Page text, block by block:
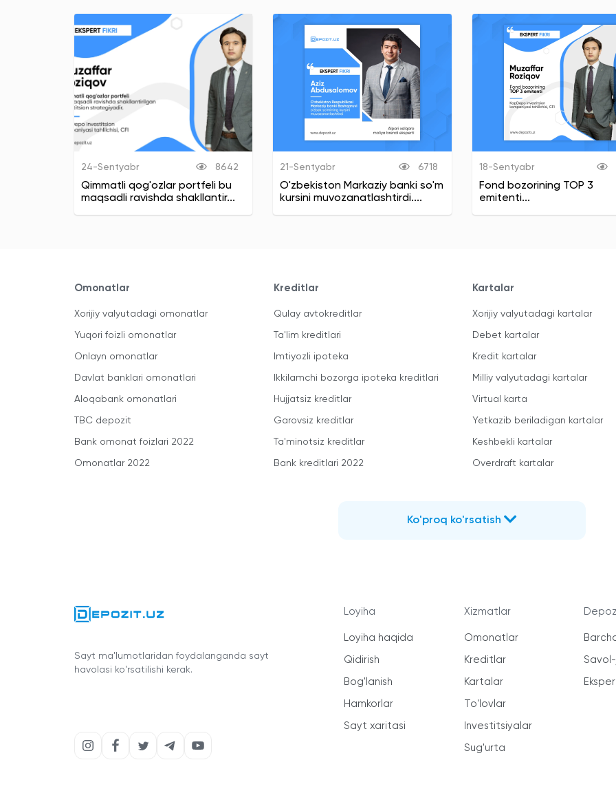
24-Sentyabr 8642
Qimmatli qog'ozlar portfeli bu
maqsadli ravishda shakllantir...
21-Sentyabr 6718
O'zbekiston Markaziy banki so'm
kursini muvozanatlashtirdi....
18-Sentyabr
Fond bozorining TOP 3
emitenti...
Omonatlar
Xorijiy valyutadagi omonatlar
Yuqori foizli omonatlar
Onlayn omonatlar
Davlat banklari omonatlari
Aloqabank omonatlari
TBC depozit
Bank omonat foizlari 2022
Omonatlar 2022
Kreditlar
Qulay avtokreditlar
Ta'lim kreditlari
Imtiyozli ipoteka
Ikkilamchi bozorga ipoteka kreditlari
Hujjatsiz kreditlar
Garovsiz kreditlar
Ta'minotsiz kreditlar
Bank kreditlari 2022
Kartalar
Xorijiy valyutadagi kartalar
Debet kartalar
Kredit kartalar
Milliy valyutadagi kartalar
Virtual karta
Yetkazib beriladigan kartalar
Keshbekli kartalar
Overdraft kartalar
Ko'proq ko'rsatish
Sayt ma'lumotlaridan foydalanganda sayt
havolasi ko'rsatilishi kerak.
Loyiha
Loyiha haqida
Qidirish
Bog'lanish
Hamkorlar
Sayt xaritasi
Xizmatlar
Omonatlar
Kreditlar
Kartalar
To'lovlar
Investitsiyalar
Sug'urta